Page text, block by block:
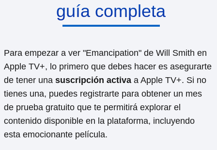
guía completa
Para empezar a ver "Emancipation" de Will Smith en
Apple TV+, lo primero que debes hacer es asegurarte
de tener una suscripción activa a Apple TV+. Si no
tienes una, puedes registrarte para obtener un mes
de prueba gratuito que te permitirá explorar el
contenido disponible en la plataforma, incluyendo
esta emocionante película.